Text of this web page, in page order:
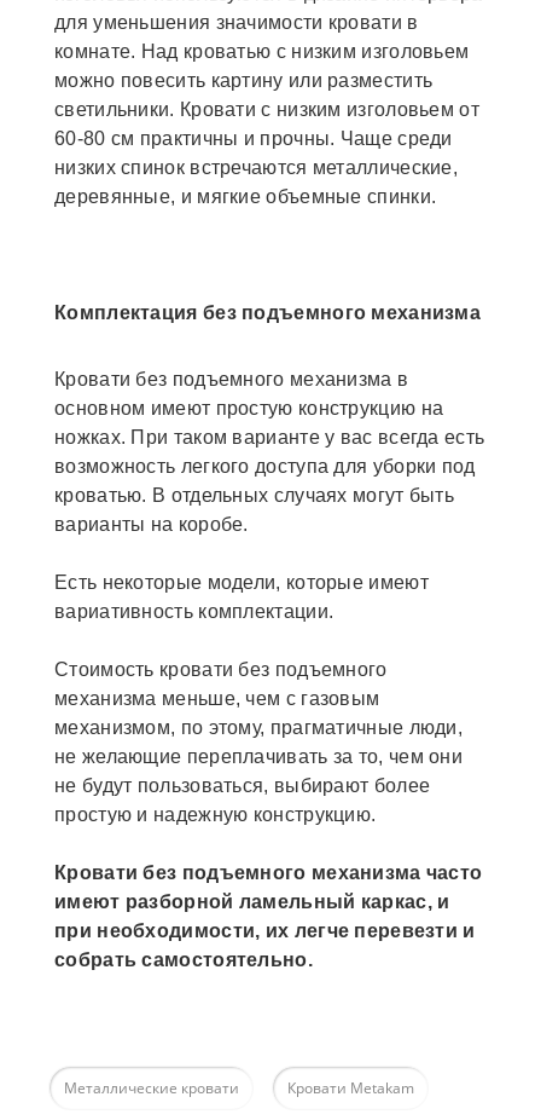
для уменьшения значимости кровати в
комнате. Над кроватью с низким изголовьем
можно повесить картину или разместить
светильники. Кровати с низким изголовьем от
60-80 см практичны и прочны. Чаще среди
низких спинок встречаются металлические,
деревянные, и мягкие объемные спинки.
Комплектация без подъемного механизма
Кровати без подъемного механизма в
основном имеют простую конструкцию на
ножках. При таком варианте у вас всегда есть
возможность легкого доступа для уборки под
кроватью. В отдельных случаях могут быть
варианты на коробе.
Есть некоторые модели, которые имеют
вариативность комплектации.
Стоимость кровати без подъемного
механизма меньше, чем с газовым
механизмом, по этому, прагматичные люди,
не желающие переплачивать за то, чем они
не будут пользоваться, выбирают более
простую и надежную конструкцию.
Кровати без подъемного механизма часто
имеют разборной ламельный каркас, и
при необходимости, их легче перевезти и
собрать самостоятельно.
Металлические кровати Кровати Metakam